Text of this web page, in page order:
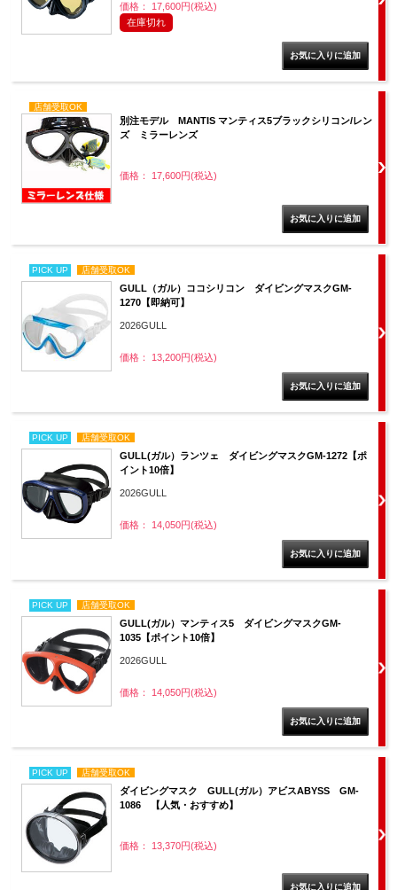
価格： 17,600円(税込)
在庫切れ
店舗受取OK
別注モデル MANTIS マンティス5ブラックシリコン/レン
ズ ミラーレンズ
価格： 17,600円(税込)
PICK UP 店舗受取OK
GULL（ガル）ココシリコン ダイビングマスクGM-
1270【即納可】
2026GULL
価格： 13,200円(税込)
PICK UP 店舗受取OK
GULL(ガル）ランツェ ダイビングマスクGM-1272【ポ
イント10倍】
2026GULL
価格： 14,050円(税込)
PICK UP 店舗受取OK
GULL(ガル）マンティス5 ダイビングマスクGM-
1035【ポイント10倍】
2026GULL
価格： 14,050円(税込)
PICK UP 店舗受取OK
ダイビングマスク GULL(ガル）アビスABYSS GM-
1086 【人気・おすすめ】
価格： 13,370円(税込)